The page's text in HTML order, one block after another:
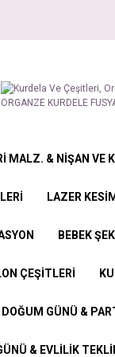
MALZ. & NİŞAN VE
LAZER
BEBEK
ÇEŞİTLERİ
DOĞUM GÜNÜ &
& EVLİLİK